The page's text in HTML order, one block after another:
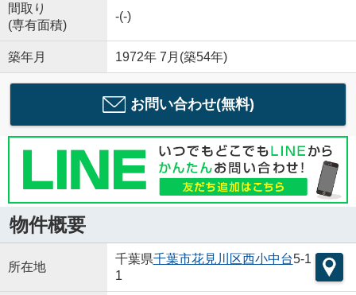
間取り
(専有面積)
-(-)
築年月 1972年 7月(築54年)
お問い合わせ(無料)
物件概要
所在地
千葉県千葉市花見川区西小中台5-1
1